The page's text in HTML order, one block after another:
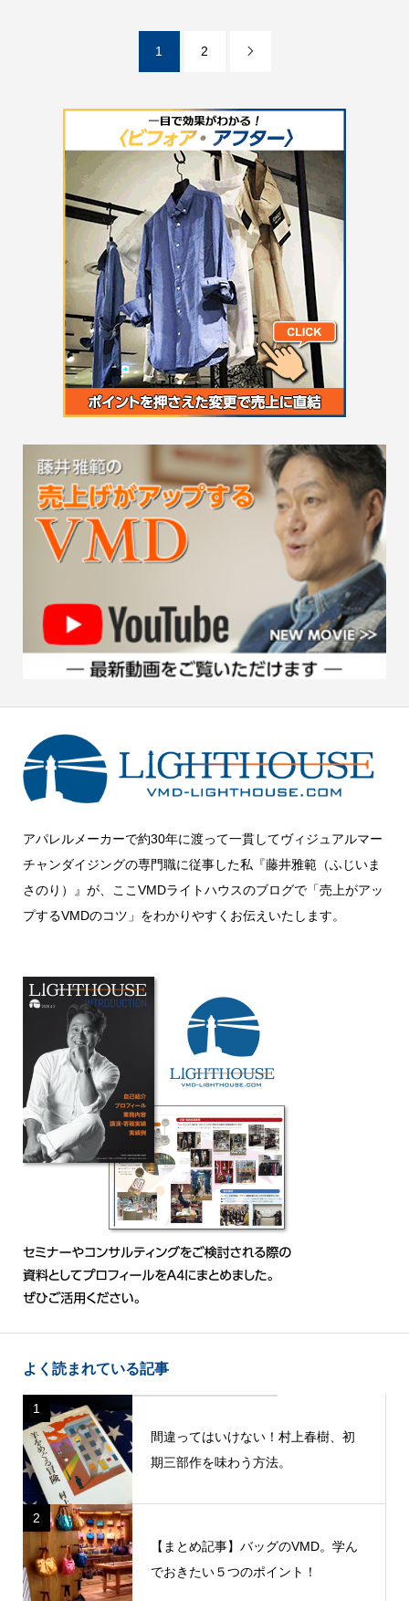
1 2 
アパレルメーカーで約30年に渡って一貫してヴィジュアルマー
チャンダイジングの専門職に従事した私『藤井雅範（ふじいま
さのり）』が、ここVMDライトハウスのブログで「売上がアッ
プするVMDのコツ」をわかりやすくお伝えいたします。
よく読まれている記事
1
間違ってはいけない！村上春樹、初
期三部作を味わう方法。
2
【まとめ記事】バッグのVMD。学ん
でおきたい５つのポイント！